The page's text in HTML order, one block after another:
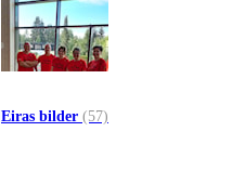
Eiras bilder (57)